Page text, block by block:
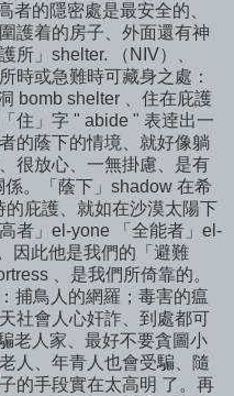
者的隱密處是最安全的、
護着的房子、外面還有神
所」shelter. （NIV）、
時或急難時可藏身之處：
bomb shelter 、住在庇護
住」字 " abide " 表逹出一
的蔭下的情境、就好像躺
很放心、一無掛慮、是有
。「蔭下」shadow 在希
庇護、就如在沙漠太陽下
者」el-yone 「全能者」el-
因此他是我們的「避難
、是我們所倚靠的。
捕鳥人的網羅；毒害的瘟
社會人心奸詐、到處都可
老人家、最好不要貪圖小
人、年青人也會受騙、隨
的手段實在太高明 了。再